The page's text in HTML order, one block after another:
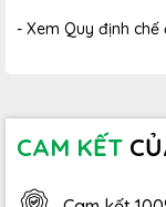
- Xem Quy định
CAM KẾT